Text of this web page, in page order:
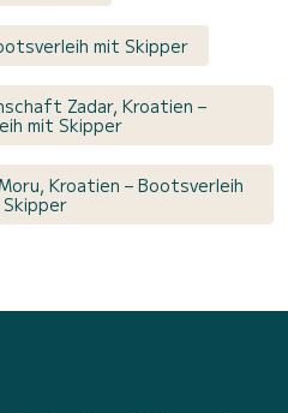
mit Skipper
Zadar, Kroatien –
mit Skipper
Kroatien – Bootsverleih